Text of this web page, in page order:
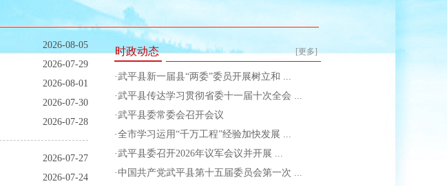
2026-08-05
2026-07-29
2026-08-01
2026-07-30
2026-07-28
2026-07-27
2026-07-24
[更多]
时政动态
·武平县新一届县“两委”委员开展树立和 ...
·武平县传达学习贯彻省委十一届十次全会 ...
·武平县委常委会召开会议
·全市学习运用“千万工程”经验加快发展 ...
·武平县委召开2026年议军会议并开展 ...
·中国共产党武平县第十五届委员会第一次 ...